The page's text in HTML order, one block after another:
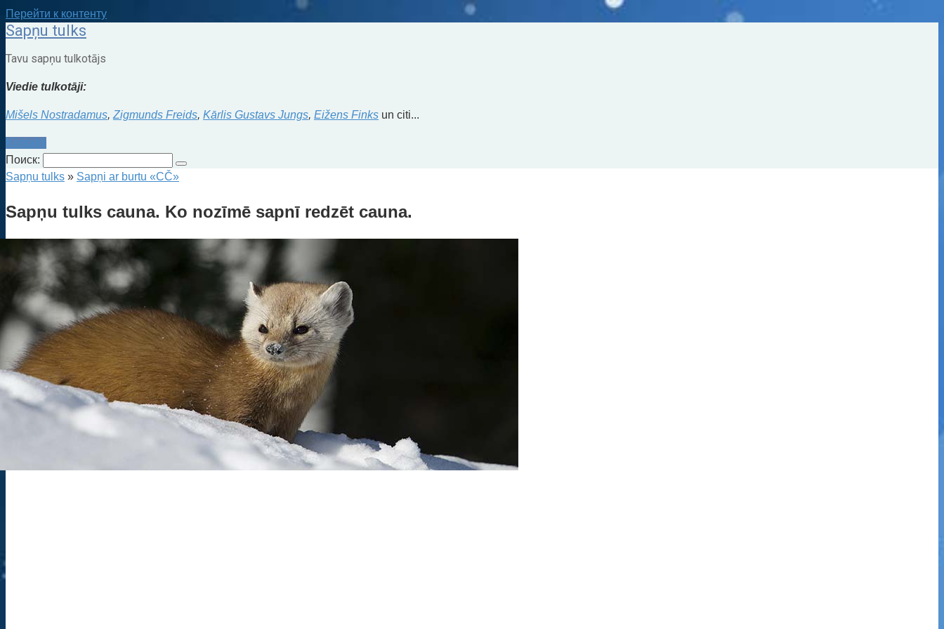
Перейти к контенту
Sapņu tulks
Tavu sapņu tulkotājs
Viedie tulkotāji:
Mišels Nostradamus, Zigmunds Freids, Kārlis Gustavs Jungs, Eižens Finks un citi...
Kontakti
Поиск:
Sapņu tulks » Sapņi ar burtu «CČ»
Sapņu tulks cauna. Ko nozīmē sapnī redzēt cauna.